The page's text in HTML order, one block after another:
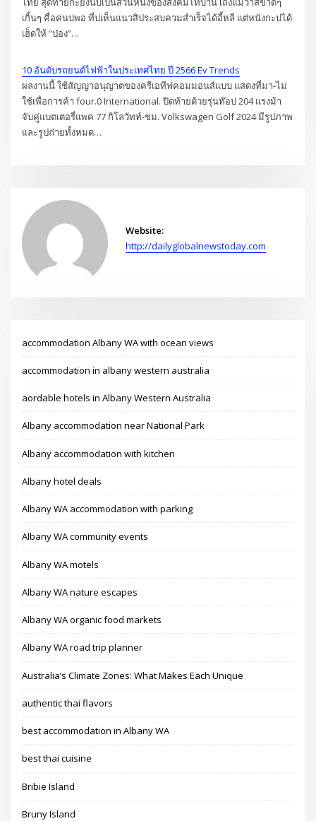
เกิ้นๆ คื่อค่นบ่พอ ที่บ่เห็นแนวสิประสบควมสำเร็จได้อี้หลี แต่หนังกะบ่ได้
เฮ็ดให้ “ป่อง”…
10 อันดับรถยนต์ไฟฟ้าในประเทศไทย ปี 2566 Ev Trends
ผลงานนี้ ใช้สัญญาอนุญาตของครีเอทีฟคอมมอนส์แบบ แสดงที่มา-ไม่
ใช้เพื่อการค้า four.0 International. ปิดท้ายด้วยรุ่นท๊อป 204 แรงม้า
จับคู่แบตเตอรี่แพค 77 กิโลวัทท์-ชม. Volkswagen Golf 2024 มีรูปภาพ
และรูปถ่ายทั้งหมด…
Website:
http://dailyglobalnewstoday.com
accommodation Albany WA with ocean views
accommodation in albany western australia
affordable hotels in Albany Western Australia
Albany accommodation near National Park
Albany accommodation with kitchen
Albany hotel deals
Albany WA accommodation with parking
Albany WA community events
Albany WA motels
Albany WA nature escapes
Albany WA organic food markets
Albany WA road trip planner
Australia’s Climate Zones: What Makes Each Unique
authentic thai flavors
best accommodation in Albany WA
best thai cuisine
Bribie Island
Bruny Island